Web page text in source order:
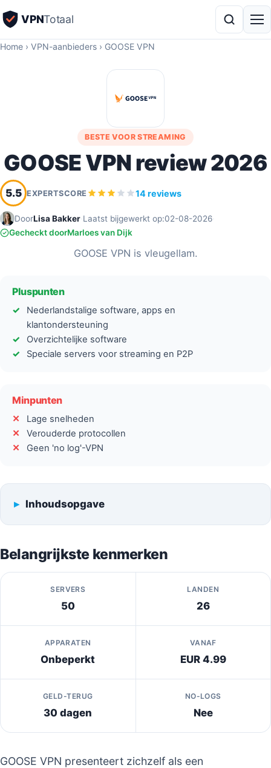
VPNTotaal
Home › VPN-aanbieders › GOOSE VPN
BESTE VOOR STREAMING
GOOSE VPN review 2026
5.5 EXPERTSCORE 14 reviews
DoorLisa Bakker·Laatst bijgewerkt op:02-08-2026·
Gecheckt doorMarloes van Dijk
GOOSE VPN is vleugellam.
Pluspunten
Nederlandstalige software, apps en
klantondersteuning
Overzichtelijke software
Speciale servers voor streaming en P2P
Minpunten
Lage snelheden
Verouderde protocollen
Geen 'no log'-VPN
Inhoudsopgave
Belangrijkste kenmerken
SERVERS
50
LANDEN
26
APPARATEN
Onbeperkt
VANAF
EUR 4.99
GELD-TERUG
30 dagen
NO-LOGS
Nee
GOOSE VPN presenteert zichzelf als een